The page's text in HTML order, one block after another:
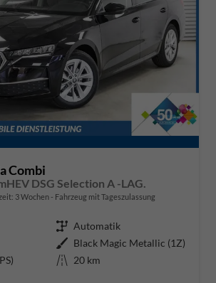
Combi
DSG Selection A -LAG.
3 Wochen Fahrzeug mit Tageszulassung
Getriebe Automatik
Außenfarbe Black Magic Metallic (1Z)
Kilometerstand 20 km